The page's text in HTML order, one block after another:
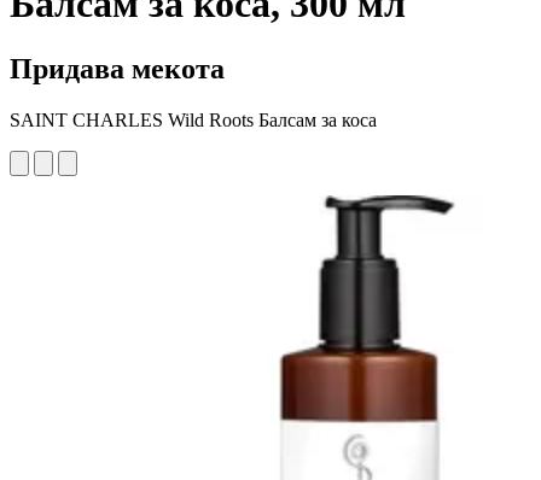
Придава мекота
SAINT CHARLES Wild Roots Балсам за коса